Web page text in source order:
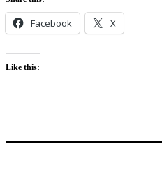
Facebook X
Like this: